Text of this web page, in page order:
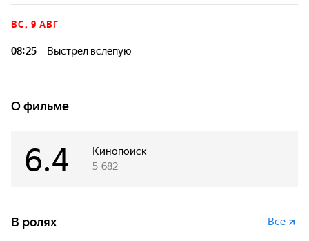
ВС, 9 АВГ
08:25 Выстрел вслепую
О фильме
Кинопоиск
6.4 5 682
В ролях Все